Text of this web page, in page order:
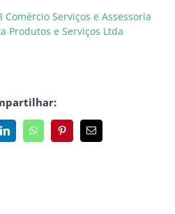
Comércio Serviços e Assessoria
Produtos e Serviços Ltda
LinkedInWhatsAppPinterest
E-
mail